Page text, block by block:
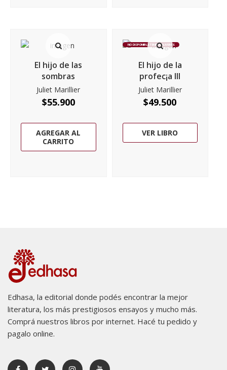
El hijo de las
sombras
Juliet Marillier
$55.900
AGREGAR AL
CARRITO
NO DISPONIBLE TEMPORALMENTE
El hijo de la
profec¡a III
Juliet Marillier
$49.500
VER LIBRO
Edhasa, la editorial donde podés encontrar la mejor
literatura, los más prestigiosos ensayos y mucho más.
Comprá nuestros libros por internet. Hacé tu pedido y
pagalo online.